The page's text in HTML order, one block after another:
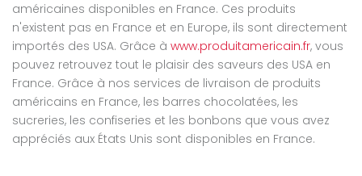
américaines disponibles en France. Ces produits
n'existent pas en France et en Europe, ils sont directement
importés des USA. Grâce à www.produitamericain.fr, vous
pouvez retrouvez tout le plaisir des saveurs des USA en
France. Grâce à nos services de livraison de produits
américains en France, les barres chocolatées, les
sucreries, les confiseries et les bonbons que vous avez
appréciés aux États Unis sont disponibles en France.